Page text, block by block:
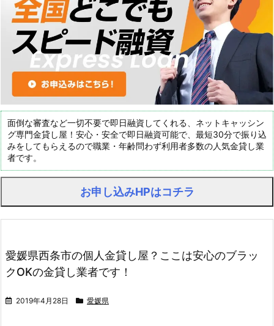
面倒な審査など一切不要で即日融資してくれる、ネットキャッシン
グ専門金貸し屋！安心・安全で即日融資可能で、最短30分で振り込
みをしてもらえるので職業・年齢問わず利用者多数の人気金貸し業
者です。
お申し込みHPはコチラ
愛媛県西条市の個人金貸し屋？ここは安心のブラッ
クOKの金貸し業者です！
2019年4月28日 愛媛県